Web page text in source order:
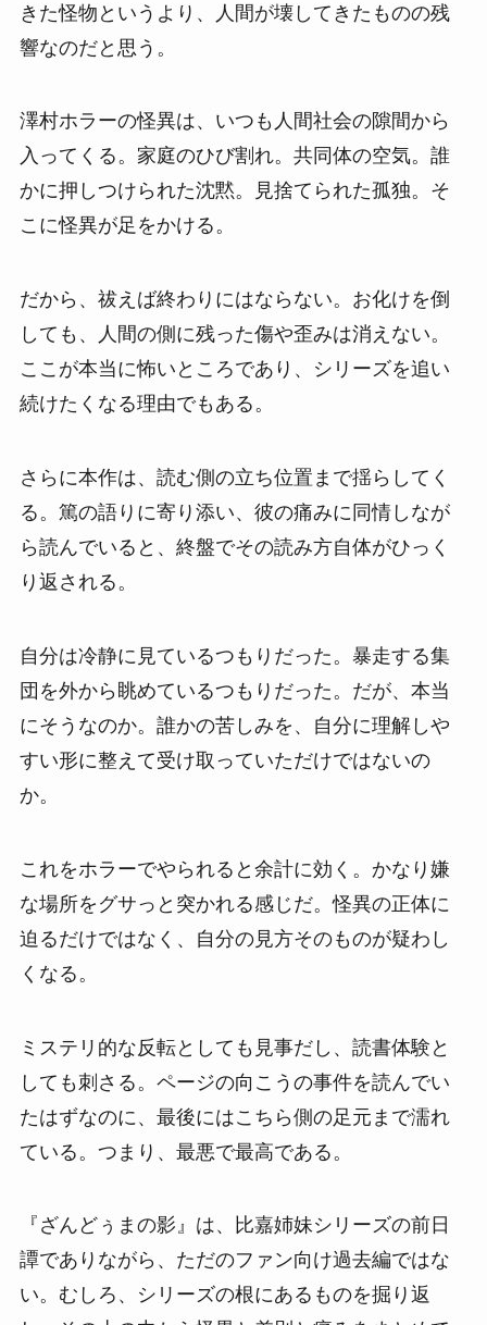
きた怪物というより、人間が壊してきたものの残
響なのだと思う。
澤村ホラーの怪異は、いつも人間社会の隙間から
入ってくる。家庭のひび割れ。共同体の空気。誰
かに押しつけられた沈黙。見捨てられた孤独。そ
こに怪異が足をかける。
だから、祓えば終わりにはならない。お化けを倒
しても、人間の側に残った傷や歪みは消えない。
ここが本当に怖いところであり、シリーズを追い
続けたくなる理由でもある。
さらに本作は、読む側の立ち位置まで揺らしてく
る。篤の語りに寄り添い、彼の痛みに同情しなが
ら読んでいると、終盤でその読み方自体がひっく
り返される。
自分は冷静に見ているつもりだった。暴走する集
団を外から眺めているつもりだった。だが、本当
にそうなのか。誰かの苦しみを、自分に理解しや
すい形に整えて受け取っていただけではないの
か。
これをホラーでやられると余計に効く。かなり嫌
な場所をグサっと突かれる感じだ。怪異の正体に
迫るだけではなく、自分の見方そのものが疑わし
くなる。
ミステリ的な反転としても見事だし、読書体験と
しても刺さる。ページの向こうの事件を読んでい
たはずなのに、最後にはこちら側の足元まで濡れ
ている。つまり、最悪で最高である。
『ざんどぅまの影』は、比嘉姉妹シリーズの前日
譚でありながら、ただのファン向け過去編ではな
い。むしろ、シリーズの根にあるものを掘り返